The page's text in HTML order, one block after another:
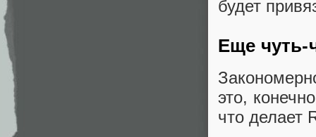
будет
Еще чуть-
это,
что делает